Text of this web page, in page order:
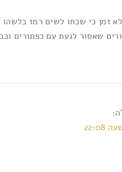
זמן כי שכחו לשים רמז
שאסור לגעת עם כפתורים